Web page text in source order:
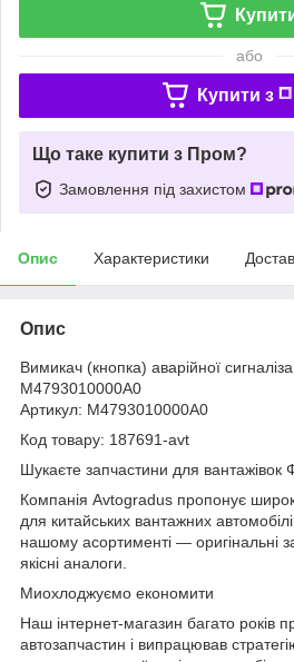
або
Купити з
Що таке купити з Пром?
Замовлення під захистом
Опис Характеристики
Опис
Вимикач (кнопка) аварійної
M4793010000A0
Артикул: M4793010000A0
Код товару: 187691-avt
Шукаєте запчастини для вантажівок
Компанія Avtogradus пропонує
для китайських вантажних
нашому асортименті — оригінальні
якісні аналоги.
Миохлоджуємо економити
Наш інтернет-магазин багато років
автозапчастин і випрацював